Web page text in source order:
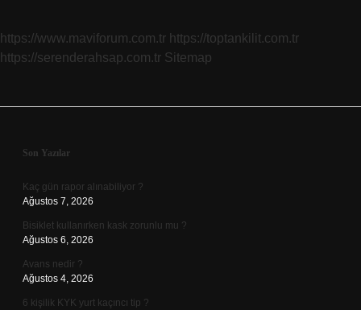
https://www.maviforum.com.tr https://toptankilit.com.tr
https://serenderahsap.com.tr Sitemap
Sidebar
Son Yazılar
Kaç gün rapor alınabiliyor ?
Ağustos 7, 2026
Bisiklet kullanırken kask zorunlu mu ?
Ağustos 6, 2026
Avans nedir ?
Ağustos 4, 2026
6 kişilik KYK yurt kaçıncı tip ?